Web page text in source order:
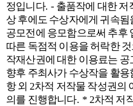
정입니다. - 출품작에 대한
상 후에도 수상자에게 귀속
공모전에 응모함으로써 추후
따른 독점적 이용을 허락한
작재산권에 대한 이용료는
향후 주최사가 수상작을 활
항 외 2차적 저작물 작성권의
의를 진행합니다. * 2차적 저